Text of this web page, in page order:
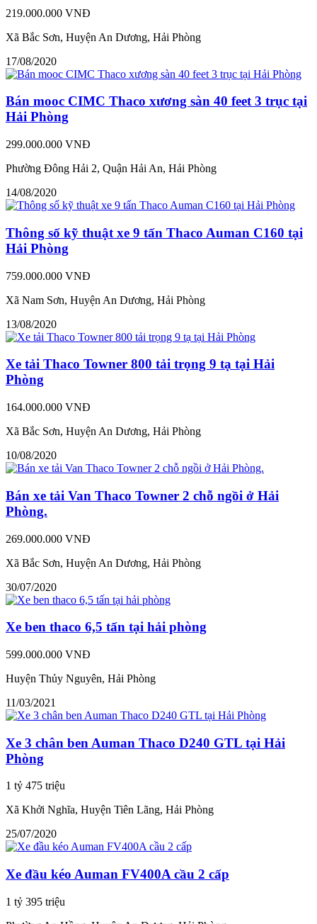
219.000.000 VNĐ
Xã Bắc Sơn, Huyện An Dương, Hải Phòng
17/08/2020
Bán mooc CIMC Thaco xương sàn 40 feet 3 trục tại
Hải Phòng
299.000.000 VNĐ
Phường Đông Hải 2, Quận Hải An, Hải Phòng
14/08/2020
Thông số kỹ thuật xe 9 tấn Thaco Auman C160 tại
Hải Phòng
759.000.000 VNĐ
Xã Nam Sơn, Huyện An Dương, Hải Phòng
13/08/2020
Xe tải Thaco Towner 800 tải trọng 9 tạ tại Hải
Phòng
164.000.000 VNĐ
Xã Bắc Sơn, Huyện An Dương, Hải Phòng
10/08/2020
Bán xe tải Van Thaco Towner 2 chỗ ngồi ở Hải
Phòng.
269.000.000 VNĐ
Xã Bắc Sơn, Huyện An Dương, Hải Phòng
30/07/2020
Xe ben thaco 6,5 tấn tại hải phòng
599.000.000 VNĐ
Huyện Thủy Nguyên, Hải Phòng
11/03/2021
Xe 3 chân ben Auman Thaco D240 GTL tại Hải
Phòng
1 tỷ 475 triệu
Xã Khởi Nghĩa, Huyện Tiên Lãng, Hải Phòng
25/07/2020
Xe đầu kéo Auman FV400A cầu 2 cấp
1 tỷ 395 triệu